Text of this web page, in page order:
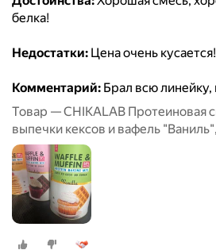
белка!
Недостатки: Цена очень кусается!
Комментарий: Брал всю линейку,
Товар — CHIKALAB Протеиновая
выпечки кексов и вафель